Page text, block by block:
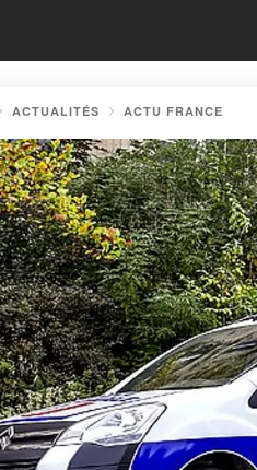
ACTUALITÉS ACTU FRANCE